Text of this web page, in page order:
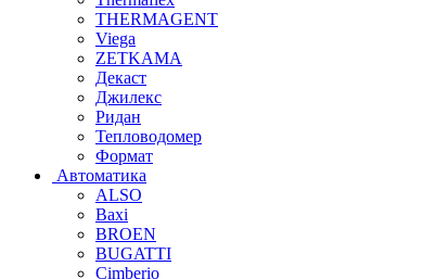
THERMAGENT
Viega
ZETKAMA
Декаст
Джилекс
Ридан
Тепловодомер
Формат
Автоматика
ALSO
Baxi
BROEN
BUGATTI
Cimberio